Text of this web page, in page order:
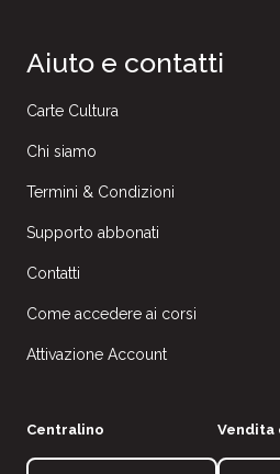
Aiuto e contatti
Carte Cultura
Chi siamo
Termini & Condizioni
Supporto abbonati
Contatti
Come accedere ai corsi
Attivazione Account
Centralino Vendita